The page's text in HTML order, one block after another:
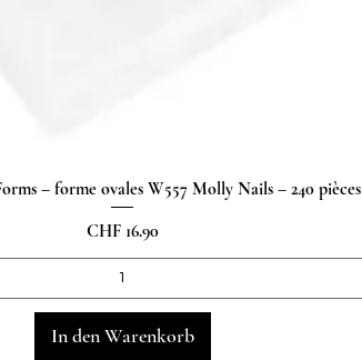
Schnellansicht
– forme ovales W557 Molly Nails – 240 pièces
Preis
CHF 16.90
In den Warenkorb